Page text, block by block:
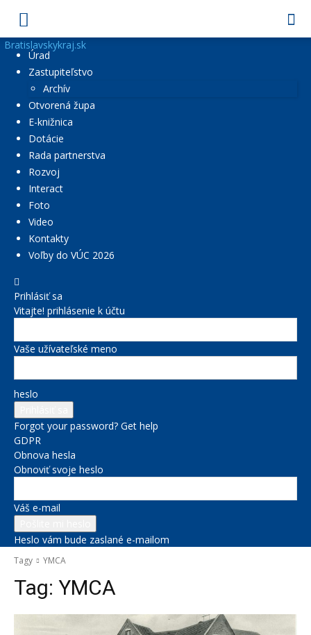
Bratislavskykraj.sk
Úrad
Zastupiteľstvo
Archív
Otvorená župa
E-knižnica
Dotácie
Rada partnerstva
Rozvoj
Interact
Foto
Video
Kontakty
Voľby do VÚC 2026
Prihlásiť sa
Vitajte! prihlásenie k účtu
Vaše užívateľské meno
heslo
Forgot your password? Get help
GDPR
Obnova hesla
Obnoviť svoje heslo
Váš e-mail
Heslo vám bude zaslané e-mailom
Tagy YMCA
Tag: YMCA